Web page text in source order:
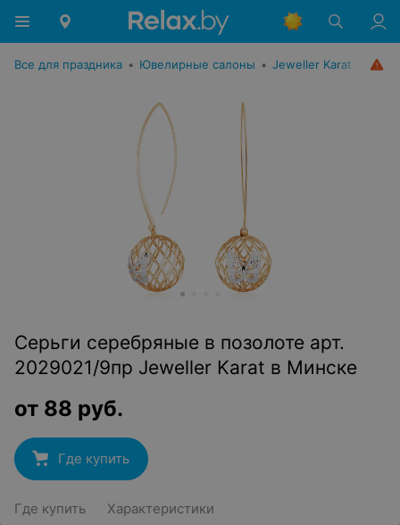
Все для праздника • Ювелирные салоны • Jeweller Karat
Серьги серебряные в позолоте арт.
2029021/9пр Jeweller Karat в Минске
от 88 руб.
Где купить
Где купить Характеристики